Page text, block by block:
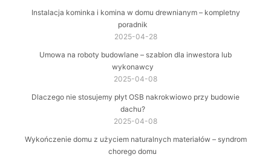
Instalacja kominka i komina w domu drewnianym – kompletny
poradnik
2025-04-28
Umowa na roboty budowlane – szablon dla inwestora lub
wykonawcy
2025-04-08
Dlaczego nie stosujemy płyt OSB nakrokwiowo przy budowie
dachu?
2025-04-08
Wykończenie domu z użyciem naturalnych materiałów – syndrom
chorego domu